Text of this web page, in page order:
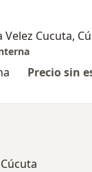
Precio sin